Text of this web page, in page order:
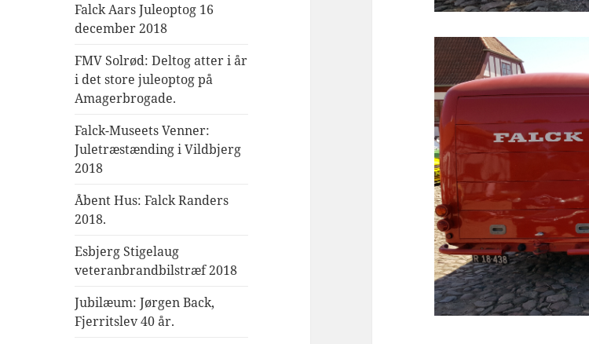
Falck Aars Juleoptog 16
december 2018
FMV Solrød: Deltog atter i år
i det store juleoptog på
Amagerbrogade.
Falck-Museets Venner:
Juletræstænding i Vildbjerg
2018
Åbent Hus: Falck Randers
2018.
Esbjerg Stigelaug
veteranbrandbilstræf 2018
Jubilæum: Jørgen Back,
Fjerritslev 40 år.